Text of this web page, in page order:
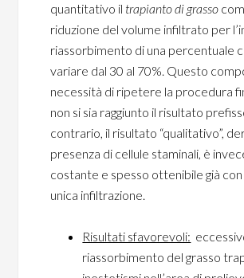
quantitativo il trapianto di grasso
riduzione del volume infiltrato per
riassorbimento di una percentuale
variare dal 30 al 70%. Questo
necessità di ripetere la procedura
non si sia raggiunto il risultato
contrario, il risultato “qualitativo”,
presenza di cellule staminali, è
costante e spesso ottenibile già
unica infiltrazione.
Risultati sfavorevoli:
riassorbimento del grasso